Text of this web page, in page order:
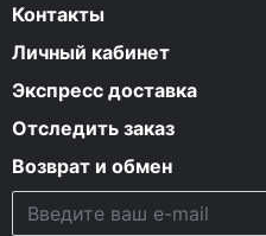
Контакты
Личный кабинет
Экспресс доставка
Отследить заказ
Возврат и обмен